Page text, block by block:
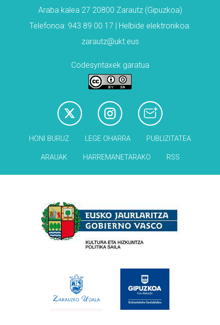
Araba kalea 27 20800 Zarautz (Gipuzkoa)
Telefonoa: 943 89 00 17 | Helbide elektronikoa:
zarautz@ukt.eus
Codesyntaxek garatua
HONI BURUZ LEGE OHARRA PUBLIZITATEA
ARAUAK HARREMANETARAKO RSS